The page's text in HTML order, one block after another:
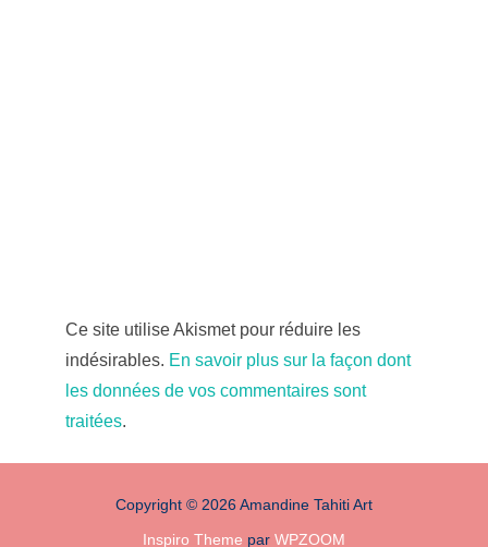
Ce site utilise Akismet pour réduire les
indésirables. En savoir plus sur la façon dont
les données de vos commentaires sont
traitées.
Copyright © 2026 Amandine Tahiti Art
Inspiro Theme par WPZOOM